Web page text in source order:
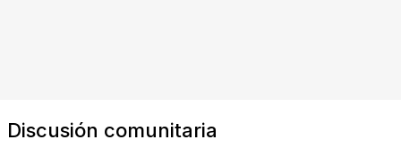
Discusión comunitaria